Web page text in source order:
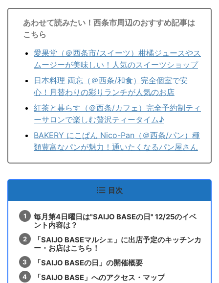
あわせて読みたい！西条市周辺のおすすめ記事は
こちら
愛果堂（＠西条市/スイーツ）柑橘ジュースやス
ムージーが美味しい！人気のスイーツショップ
日本料理 両忘（＠西条/和食）完全個室で安
心！月替わりの彩りランチが人気のお店
紅茶と暮らす（＠西条/カフェ）完全予約制ティ
ーサロンで楽しむ贅沢ティータイム♪
BAKERY にこぱん Nico-Pan（＠西条/パン）種
類豊富なパンが魅力！通いたくなるパン屋さん
目次
毎月第4日曜日は"SAIJO BASEの日" 12/25のイベ
ント内容は？
「SAIJO BASEマルシェ」に出店予定のキッチンカ
ー・お店はこちら！
「SAIJO BASEの日」の開催概要
「SAIJO BASE」へのアクセス・マップ